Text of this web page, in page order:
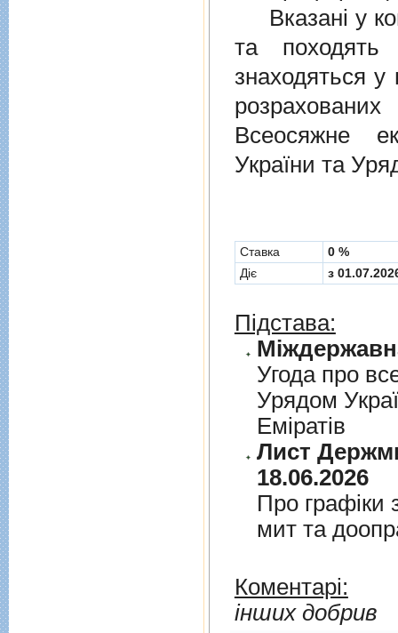
Вказані у
та походять
знаходяться у
Всеосяжне
України та
Cтавка
0 %
Діє
з
Підстава:
Угода про
Урядом
Емiратiв
Лист
18.06.2026
Про графiки
мит та
Коментарі:
інших добрив